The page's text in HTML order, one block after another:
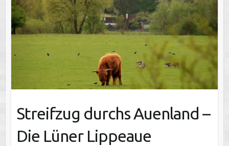
Streifzug durchs Auenland –
Die Lüner Lippeaue